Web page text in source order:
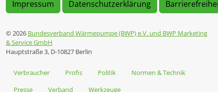
Impressum Datenschutzerklärung
© 2026 Bundesverband Wärmepumpe (BWP) e.V. und BWP Marketing
& Service GmbH
Hauptstraße 3, D-10827 Berlin
Verbraucher Profis Politik
Normen & Technik
Presse
Verband Werkzeuge